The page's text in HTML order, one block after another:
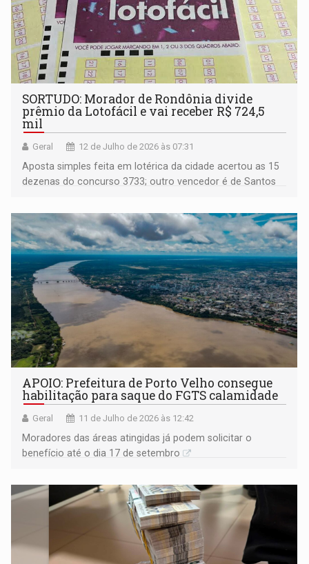
SORTUDO: Morador de Rondônia divide
prêmio da Lotofácil e vai receber R$ 724,5
mil
Geral 12 de Julho de 2026 às 07:31
Aposta simples feita em lotérica da cidade acertou as 15
dezenas do concurso 3733; outro vencedor é de Santos
APOIO: Prefeitura de Porto Velho consegue
habilitação para saque do FGTS calamidade
Geral 11 de Julho de 2026 às 12:42
Moradores das áreas atingidas já podem solicitar o
benefício até o dia 17 de setembro